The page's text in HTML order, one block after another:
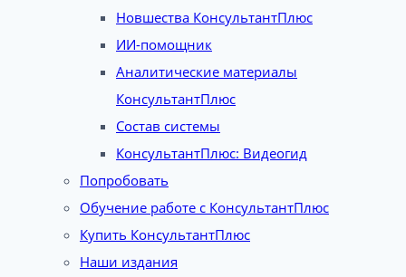
Новшества КонсультантПлюс
ИИ-помощник
Аналитические материалы
КонсультантПлюс
Состав системы
КонсультантПлюс: Видеогид
Попробовать
Обучение работе с КонсультантПлюс
Купить КонсультантПлюс
Наши издания